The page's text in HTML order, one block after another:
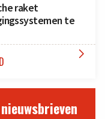
raket
te
